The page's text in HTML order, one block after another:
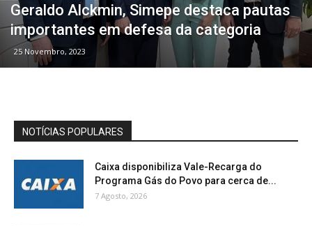
Geraldo Alckmin, Simepe destaca pautas
importantes em defesa da categoria
25 Novembro, 2023
NOTÍCIAS POPULARES
Caixa disponibiliza Vale-Recarga do
Programa Gás do Povo para cerca de...
7 Agosto, 2026